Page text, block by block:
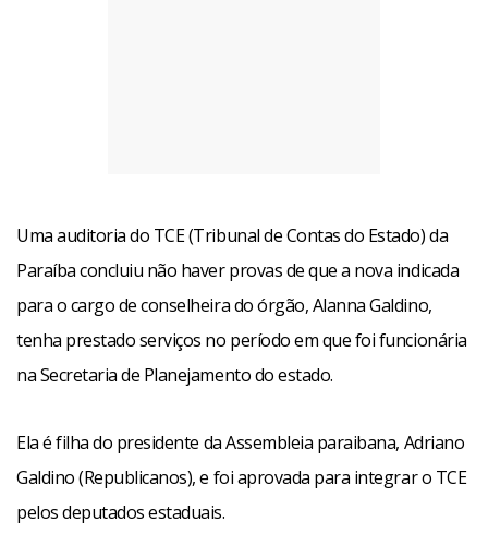
Uma auditoria do TCE (Tribunal de Contas do Estado) da
Paraíba concluiu não haver provas de que a nova indicada
para o cargo de conselheira do órgão, Alanna Galdino,
tenha prestado serviços no período em que foi funcionária
na Secretaria de Planejamento do estado.
Ela é filha do presidente da Assembleia paraibana, Adriano
Galdino (Republicanos), e foi aprovada para integrar o TCE
pelos deputados estaduais.